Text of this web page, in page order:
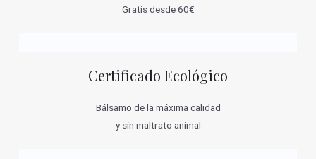
Gratis desde 60€
Certificado Ecológico
Bálsamo de la máxima calidad
y sin maltrato animal